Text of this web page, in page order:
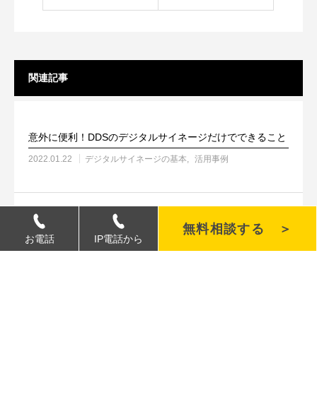
お電話 IP電話から
無料相談する ＞
関連記事
意外に便利！DDSのデジタルサイネージだけでできること
2022.01.22 デジタルサイネージの基本 活用事例
AIを活用したデジタルサイネージとは？
2024.04.22 デジタルサイネージの基本 最新情報 活用事例